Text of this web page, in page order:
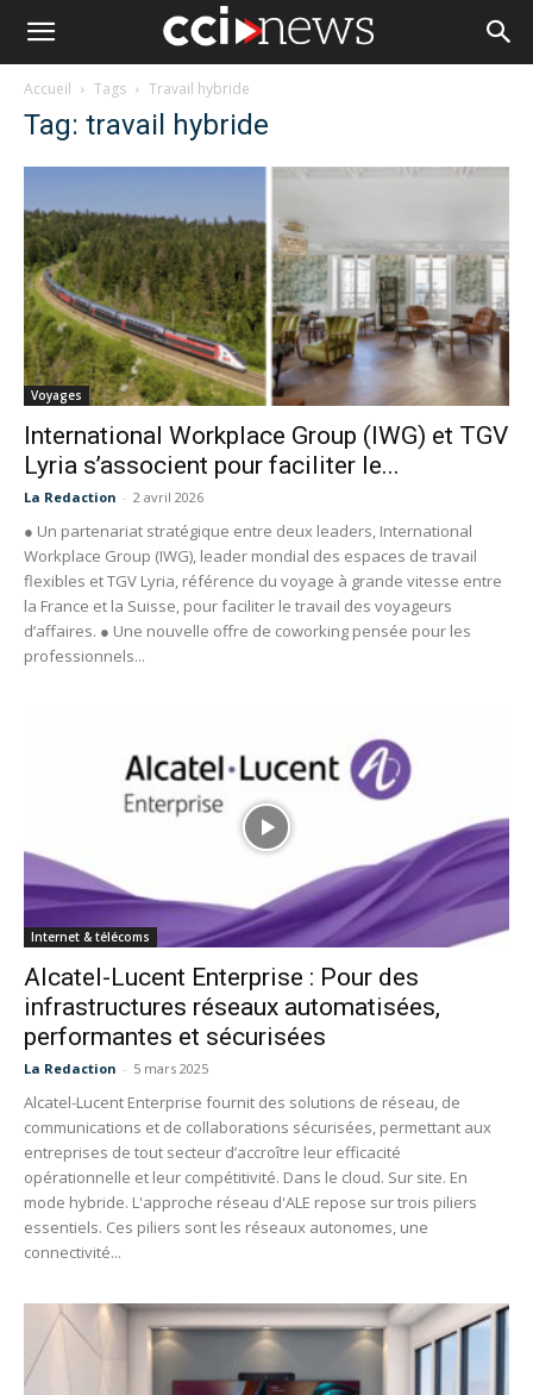
Accueil Tags Travail hybride
Tag: travail hybride
Voyages
International Workplace Group (IWG) et TGV
Lyria s’associent pour faciliter le...
La Redaction - 2 avril 2026
● Un partenariat stratégique entre deux leaders, International
Workplace Group (IWG), leader mondial des espaces de travail
flexibles et TGV Lyria, référence du voyage à grande vitesse entre
la France et la Suisse, pour faciliter le travail des voyageurs
d’affaires. ● Une nouvelle offre de coworking pensée pour les
professionnels...
Internet & télécoms
Alcatel-Lucent Enterprise : Pour des
infrastructures réseaux automatisées,
performantes et sécurisées
La Redaction - 5 mars 2025
Alcatel-Lucent Enterprise fournit des solutions de réseau, de
communications et de collaborations sécurisées, permettant aux
entreprises de tout secteur d’accroître leur efficacité
opérationnelle et leur compétitivité. Dans le cloud. Sur site. En
mode hybride. L'approche réseau d'ALE repose sur trois piliers
essentiels. Ces piliers sont les réseaux autonomes, une
connectivité...